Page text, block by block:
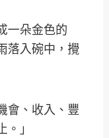
一朵金色的
落入碗中，攪
會、收入、豐
」